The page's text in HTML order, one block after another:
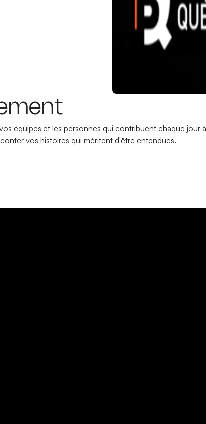
équipes et les personnes qui contribuent chaque
vos histoires qui méritent d'être entendues.